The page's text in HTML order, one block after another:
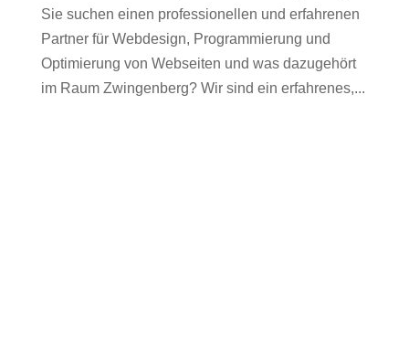
Sie suchen einen professionellen und erfahrenen
Partner für Webdesign, Programmierung und
Optimierung von Webseiten und was dazugehört
im Raum Zwingenberg? Wir sind ein erfahrenes,...